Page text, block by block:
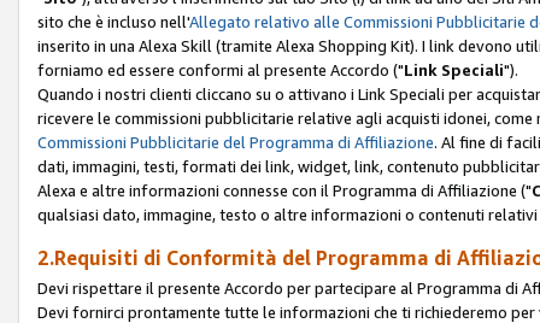
sito che è incluso nell'Allegato relativo alle Commissioni Pubblicitarie
inserito in una Alexa Skill (tramite Alexa Shopping Kit). I link devono
forniamo ed essere conformi al presente Accordo ("Link Speciali").
Quando i nostri clienti cliccano su o attivano i Link Speciali per
ricevere le commissioni pubblicitarie relative agli acquisti idonei,
Commissioni Pubblicitarie del Programma di Affiliazione. Al fine di
dati, immagini, testi, formati dei link, widget, link, contenuto
Alexa e altre informazioni connesse con il Programma di Affiliazione ("
qualsiasi dato, immagine, testo o altre informazioni o contenuti
2.Requisiti di Conformità del Programma di
Devi rispettare il presente Accordo per partecipare al Programma di
Devi fornirci prontamente tutte le informazioni che ti richiederemo